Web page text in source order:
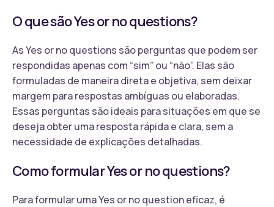
O que são Yes or no questions?
As Yes or no questions são perguntas que podem ser
respondidas apenas com “sim” ou “não”. Elas são
formuladas de maneira direta e objetiva, sem deixar
margem para respostas ambíguas ou elaboradas.
Essas perguntas são ideais para situações em que se
deseja obter uma resposta rápida e clara, sem a
necessidade de explicações detalhadas.
Como formular Yes or no questions?
Para formular uma Yes or no question eficaz, é